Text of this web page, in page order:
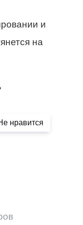
и
на
нравится